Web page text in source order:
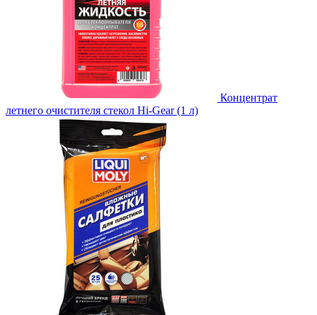
Концентрат
летнего очистителя стекол Hi-Gear (1 л)